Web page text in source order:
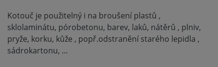
Kotouč je použitelný i na broušení plastů ,
sklolaminátu, pórobetonu, barev, laků, nátěrů , plniv,
pryže, korku, kůže , popř.odstranění starého lepidla ,
sádrokartonu, ...